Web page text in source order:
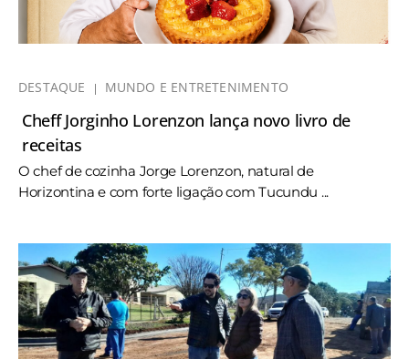
DESTAQUE MUNDO E ENTRETENIMENTO
Cheff Jorginho Lorenzon lança novo livro de
receitas
O chef de cozinha Jorge Lorenzon, natural de
Horizontina e com forte ligação com Tucundu ...